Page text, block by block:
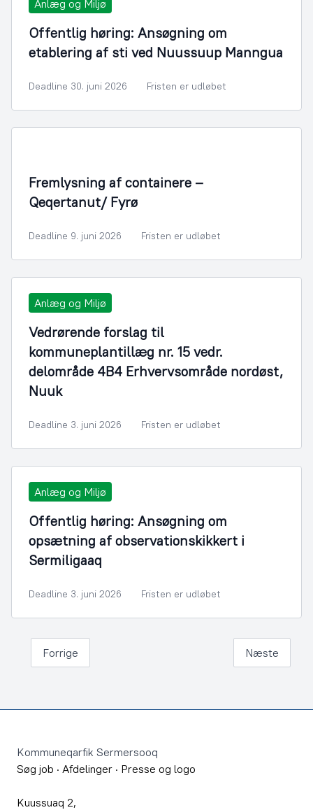
Anlæg og Miljø
Offentlig høring: Ansøgning om
etablering af sti ved Nuussuup Manngua
Deadline 30. juni 2026 Fristen er udløbet
Fremlysning af containere –
Qeqertanut/ Fyrø
Deadline 9. juni 2026 Fristen er udløbet
Anlæg og Miljø
Vedrørende forslag til
kommuneplantillæg nr. 15 vedr.
delområde 4B4 Erhvervsområde nordøst,
Nuuk
Deadline 3. juni 2026 Fristen er udløbet
Anlæg og Miljø
Offentlig høring: Ansøgning om
opsætning af observationskikkert i
Sermiligaaq
Deadline 3. juni 2026 Fristen er udløbet
Forrige Næste
Kommuneqarfik Sermersooq
Søg job · Afdelinger · Presse og logo
Kuussuaq 2,